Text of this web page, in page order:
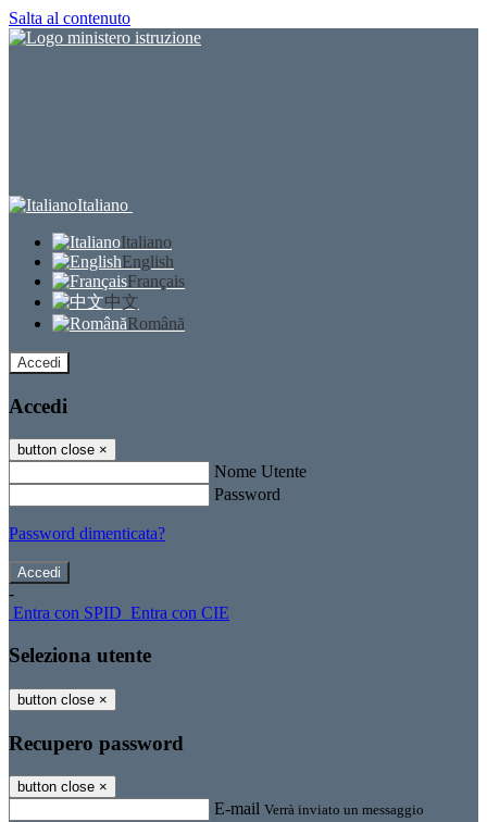
Salta al contenuto
Italiano
Italiano
English
Français
中文
Română
Accedi
Accedi
button close ×
Nome Utente
Password
Password dimenticata?
-
Entra con SPID Entra con CIE
Seleziona utente
button close ×
Recupero password
button close ×
E-mail Verrà inviato un messaggio